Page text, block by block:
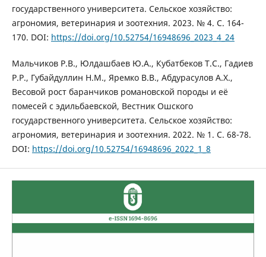
государственного университета. Сельское хозяйство:
агрономия, ветеринария и зоотехния. 2023. № 4. С. 164-
170. DOI: https://doi.org/10.52754/16948696_2023_4_24
Мальчиков Р.В., Юлдашбаев Ю.А., Кубатбеков Т.С., Гадиев
Р.Р., Губайдуллин Н.М., Яремко В.В., Абдурасулов А.Х.,
Весовой рост баранчиков романовской породы и её
помесей с эдильбаевской, Вестник Ошского
государственного университета. Сельское хозяйство:
агрономия, ветеринария и зоотехния. 2022. № 1. С. 68-78.
DOI: https://doi.org/10.52754/16948696_2022_1_8